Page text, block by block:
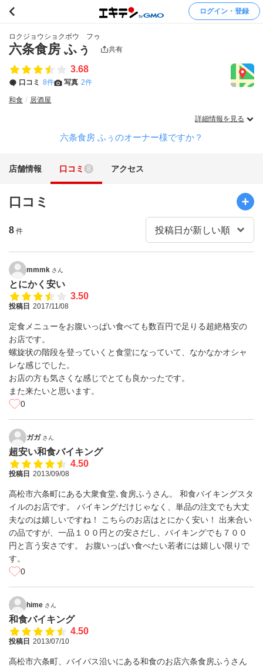
ログイン・登録
ロクジョウショクボウ フゥ
六条食房 ふぅ 共有
3.68
口コミ 8件 写真 2件
和食 居酒屋
詳細情報を見る
六条食房 ふぅのオーナー様ですか？
店舗情報 口コミ 8 アクセス
口コミ
8 件
mmmk さん
とにかく安い
3.50
投稿日 2017/11/08
定食メニューをお腹いっぱい食べても数百円で足りる超絶格安の
お店です。
螺旋状の階段を登っていくと食堂になっていて、なかなかオシャ
レな感じでした。
お店の方も気さくな感じでとても良かったです。
また来たいと思います。
0
ガガ さん
超安い和食バイキング
4.50
投稿日 2013/09/08
高松市六条町にある大衆食堂､食房ふうさん。 和食バイキングスタ
イルのお店です。 バイキングだけじゃなく、単品の注文でも大丈
夫なのは嬉しいですね！ こちらのお店はとにかく安い！ 出来合い
の品ですが、一品１００円との安さだし、バイキングでも７００
円と言う安さです。 お腹いっぱい食べたい若者には嬉しい限りで
す。
0
hime さん
和食バイキング
4.50
投稿日 2013/07/10
高松市六条町、バイパス沿いにある和食のお店六条食房ふうさん